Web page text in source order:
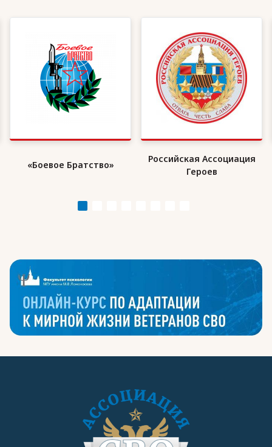
«Боевое Братство»
Российская Ассоциация
Героев